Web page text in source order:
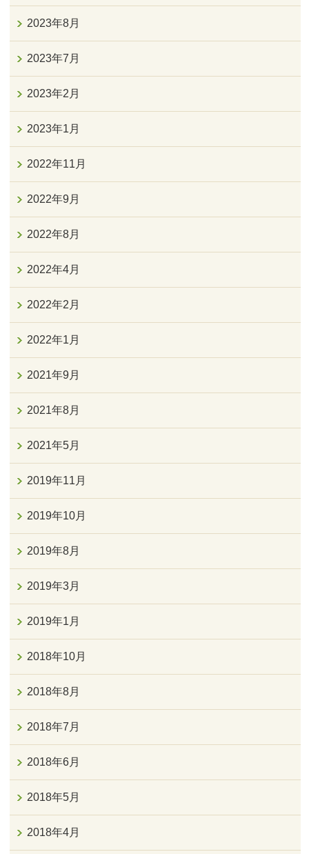
2023年8月
2023年7月
2023年2月
2023年1月
2022年11月
2022年9月
2022年8月
2022年4月
2022年2月
2022年1月
2021年9月
2021年8月
2021年5月
2019年11月
2019年10月
2019年8月
2019年3月
2019年1月
2018年10月
2018年8月
2018年7月
2018年6月
2018年5月
2018年4月